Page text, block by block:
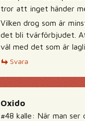
tror att inget händer
Vilken drog som är
det bli tvärförbjudet.
väl med det som är
Svara
Oxido
#48 kalle: När man